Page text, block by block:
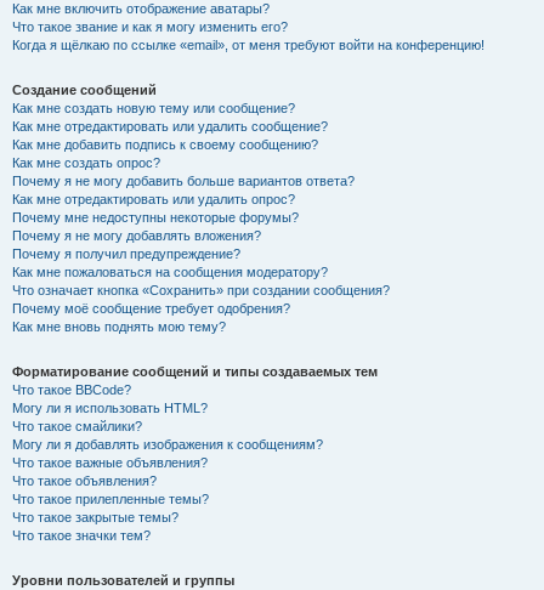
Как мне включить отображение аватары?
Что такое звание и как я могу изменить его?
Когда я щёлкаю по ссылке «email», от меня требуют войти на конференцию!
Создание сообщений
Как мне создать новую тему или сообщение?
Как мне отредактировать или удалить сообщение?
Как мне добавить подпись к своему сообщению?
Как мне создать опрос?
Почему я не могу добавить больше вариантов ответа?
Как мне отредактировать или удалить опрос?
Почему мне недоступны некоторые форумы?
Почему я не могу добавлять вложения?
Почему я получил предупреждение?
Как мне пожаловаться на сообщения модератору?
Что означает кнопка «Сохранить» при создании сообщения?
Почему моё сообщение требует одобрения?
Как мне вновь поднять мою тему?
Форматирование сообщений и типы создаваемых тем
Что такое BBCode?
Могу ли я использовать HTML?
Что такое смайлики?
Могу ли я добавлять изображения к сообщениям?
Что такое важные объявления?
Что такое объявления?
Что такое прилепленные темы?
Что такое закрытые темы?
Что такое значки тем?
Уровни пользователей и группы